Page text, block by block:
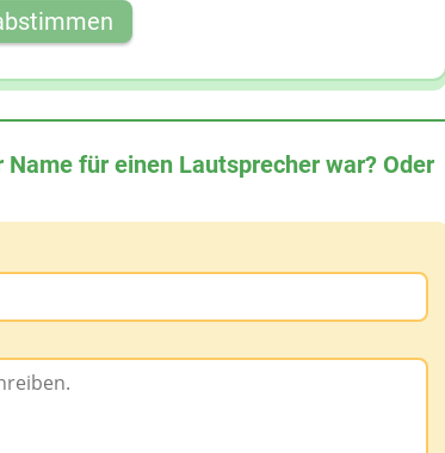
für einen Lautsprecher war? Oder